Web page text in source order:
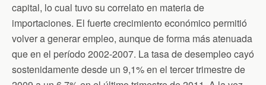
capital, lo cual tuvo su correlato en materia de
importaciones. El fuerte crecimiento económico permitió
volver a generar empleo, aunque de forma más atenuada
que en el período 2002-2007. La tasa de desempleo cayó
sostenidamente desde un 9,1% en el tercer trimestre de